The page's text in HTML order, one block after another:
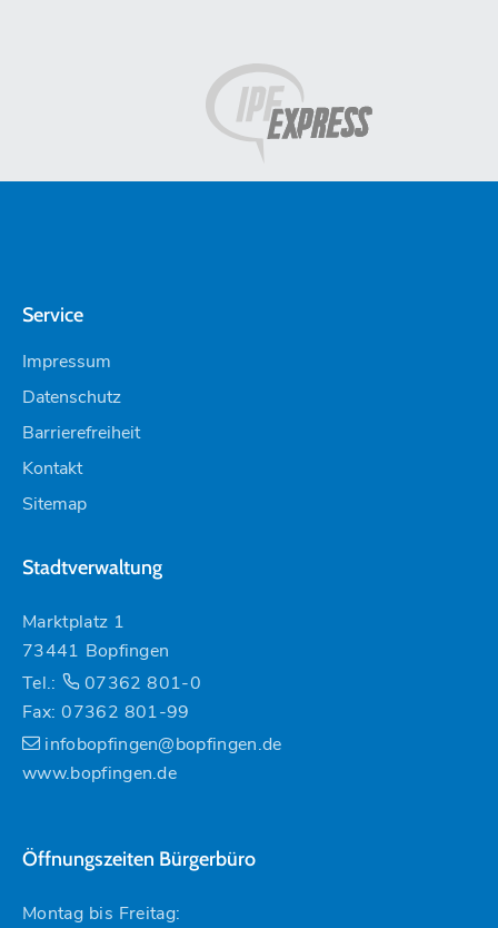
Service
Impressum
Datenschutz
Barrierefreiheit
Kontakt
Sitemap
Stadtverwaltung
Marktplatz 1
73441 Bopfingen
Tel.:
07362 801-0
Fax: 07362 801-99
infobopfingen@bopfingen.de
www.bopfingen.de
Öffnungszeiten Bürgerbüro
Montag bis Freitag: